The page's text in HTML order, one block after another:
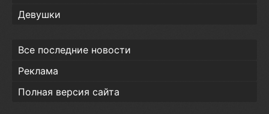
Девушки
Все последние новости
Реклама
Полная версия сайта